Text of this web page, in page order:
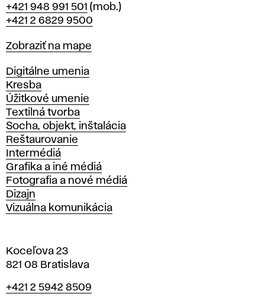
Telefón
+421 948 991 501 (mob.)
+421 2 6829 9500
Mapa
Zobraziť na mape
Katedry
Digitálne umenia
Kresba
Úžitkové umenie
Textilná tvorba
Socha, objekt, inštalácia
Reštaurovanie
Intermédiá
Grafika a iné médiá
Fotografia a nové médiá
Dizajn
Vizuálna komunikácia
Koceľova 23
821 08 Bratislava
Telefón
+421 2 5942 8509